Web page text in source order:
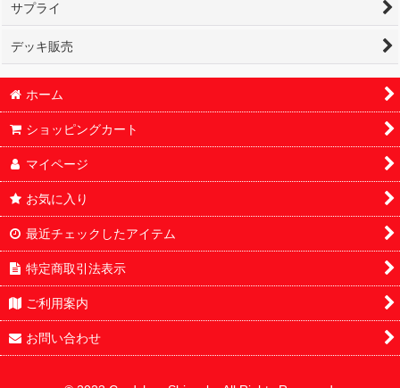
サプライ
デッキ販売
ホーム
ショッピングカート
マイページ
お気に入り
最近チェックしたアイテム
特定商取引法表示
ご利用案内
お問い合わせ